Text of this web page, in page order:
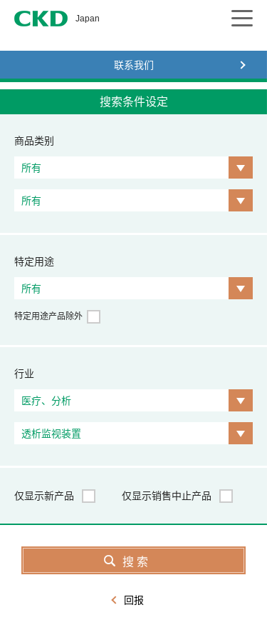
CKD
Japan
联系我们
搜索条件设定
商品类别
特定用途
特定用途产品除外
行业
仅显示新产品 仅显示销售中止产品
回报